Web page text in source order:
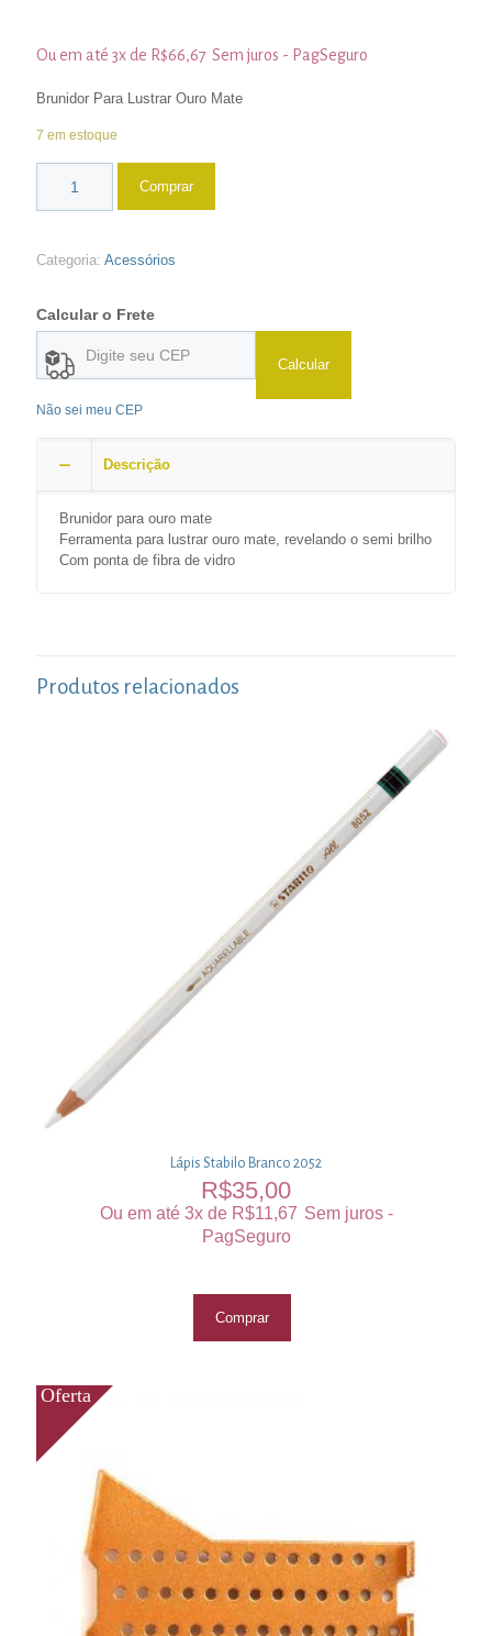
Ou em até 3x de R$66,67 Sem juros - PagSeguro
Brunidor Para Lustrar Ouro Mate
7 em estoque
Comprar
Categoria: Acessórios
Calcular o Frete
Calcular
Não sei meu CEP
Descrição
Brunidor para ouro mate
Ferramenta para lustrar ouro mate, revelando o semi brilho
Com ponta de fibra de vidro
Produtos relacionados
Lápis Stabilo Branco 2052
R$35,00
Ou em até 3x de R$11,67 Sem juros -
PagSeguro
Comprar